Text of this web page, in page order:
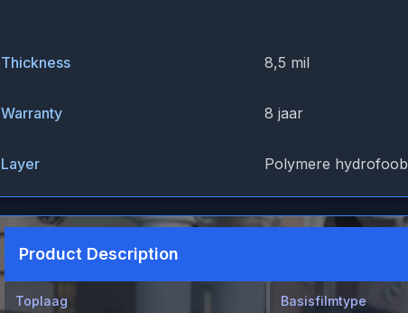
Thickness 8,5 mil
Warranty 8 jaar
Layer Polymere hydrofoob
Product Description
Toplaag
Basisfilmtype